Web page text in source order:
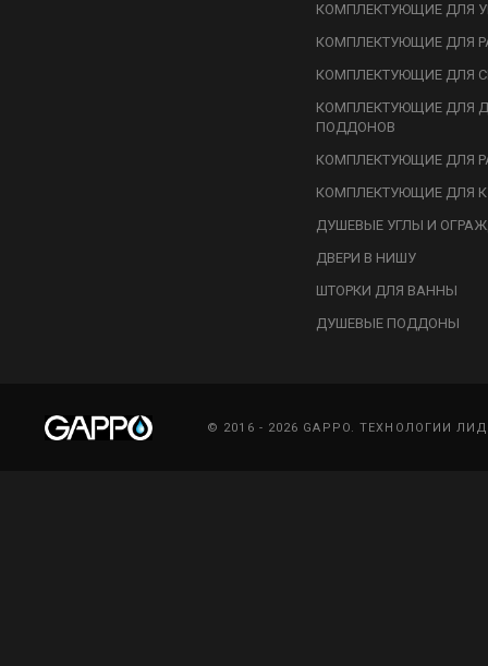
КОМПЛЕКТУЮЩИЕ ДЛЯ
КОМПЛЕКТУЮЩИЕ ДЛЯ
КОМПЛЕКТУЮЩИЕ ДЛЯ
КОМПЛЕКТУЮЩИЕ ДЛЯ
ПОДДОНОВ
КОМПЛЕКТУЮЩИЕ ДЛЯ
КОМПЛЕКТУЮЩИЕ ДЛЯ
ДУШЕВЫЕ УГЛЫ И
ДВЕРИ В НИШУ
ШТОРКИ ДЛЯ ВАННЫ
ДУШЕВЫЕ ПОДДОНЫ
© 2016 - 2026 GAPPO. ТЕХНОЛОГИИ